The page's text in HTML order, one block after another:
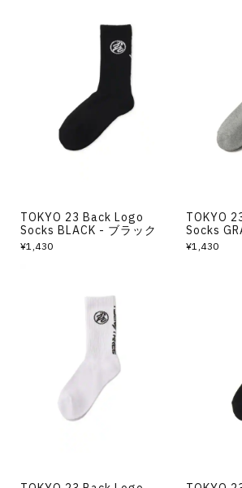
TOKYO 23 Back Logo
Socks BLACK - ブラック
¥1,430
TOKYO
Socks
¥1,430